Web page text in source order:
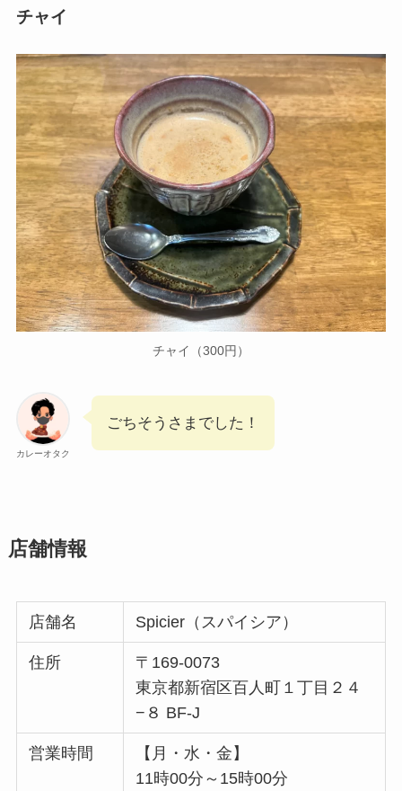
チャイ
チャイ（300円）
カレーオタク
ごちそうさまでした！
店舗情報
店舗名 Spicier（スパイシア）
住所
〒169-0073
東京都新宿区百人町１丁目２４
−８ BF-J
営業時間
【月・水・金】
11時00分～15時00分